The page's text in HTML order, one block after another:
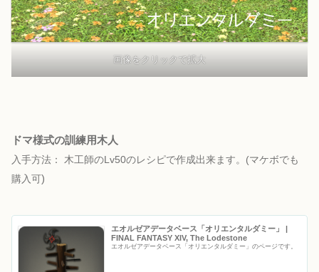
画像をクリックで拡大
ドマ様式の訓練用木人
入手方法：
木工師のLv50のレシピで作成出来ます。(マケボでも
購入可)
エオルゼアデータベース「オリエンタルダミー」 |
FINAL FANTASY XIV, The Lodestone
エオルゼアデータベース「オリエンタルダミー」のページです。